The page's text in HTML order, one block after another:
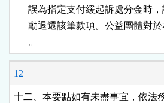
誤為指定支付緩起訴處分金時
動退還該筆款項。公益團體
      。
12
十二、本要點如有未盡事宜，依法